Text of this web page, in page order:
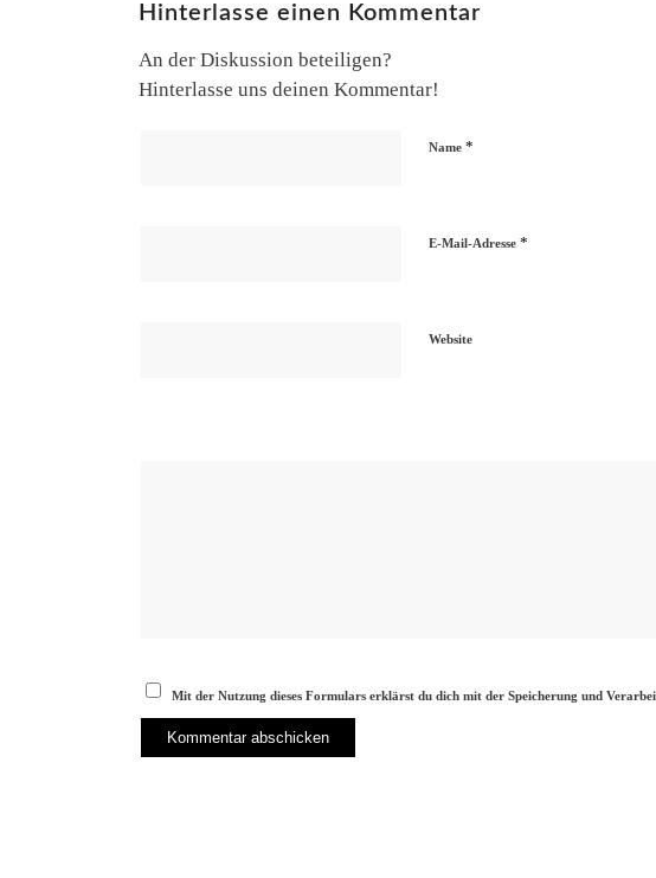
Hinterlasse einen Kommentar
An der Diskussion beteiligen?
Hinterlasse uns deinen Kommentar!
Name*
E-Mail-Adresse*
Website
Mit der Nutzung dieses Formulars erklärst du dich mit der Speicherung und